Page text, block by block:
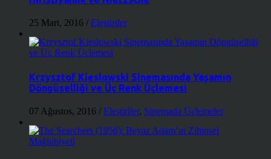
25 Mart, 2016 / Eleştiriler
Krzysztof Kieslowski Sinemasında Yaşamın
Döngüselliği ve Üç Renk Üçlemesi
07 Ağustos, 2016 / Eleştiriler, Sinemada Üçlemeler